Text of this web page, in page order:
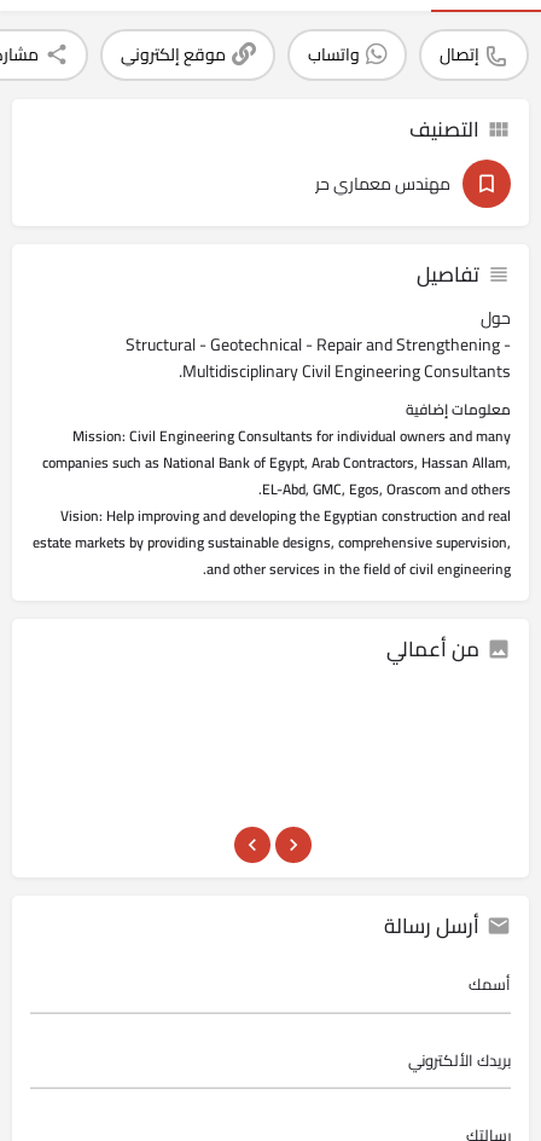
إتصال واتساب موقع إلكتروني
التصنيف
مهندس معماري حر
تفاصيل
حول
Structural - Geotechnical - Repair and Strengthening -
Multidisciplinary Civil Engineering Consultants.
معلومات إضافية
Mission: Civil Engineering Consultants for individual owners and many
companies such as National Bank of Egypt, Arab Contractors, Hassan Allam,
EL-Abd, GMC, Egos, Orascom and others.
Vision: Help improving and developing the Egyptian construction and real
estate markets by providing sustainable designs, comprehensive supervision,
and other services in the field of civil engineering.
من أعمالي
أرسل رسالة